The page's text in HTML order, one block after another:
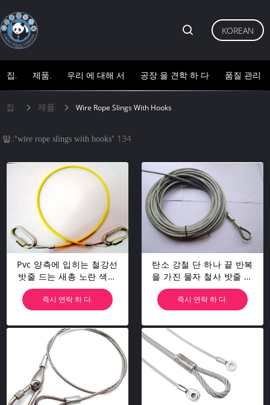
집. 제품. 우리 에 대해 서 공장 을 견학 하 다 품질 관리
KOREAN
집. 제품. Wire Rope Slings With Hooks
말.:"wire rope slings with hooks" 134
Pvc 양측에 입히는 철강선
밧줄 드는 새총 노란 색깔
빠른 연결
즉시 연락 하 다.
탄소 강철 단 하나 끝 반복
을 가진 물자 철사 밧줄 새
총 5.0mm 높은 안전
즉시 연락 하 다.